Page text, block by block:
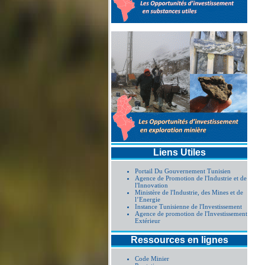
Liens Utiles
Portail Du Gouvernement Tunisien
Agence de Promotion de l'Industrie et de
l'Innovation
Ministère de l'Industrie, des Mines et de
l’Energie
Instance Tunisienne de l'Investissement
Agence de promotion de l'Investissement
Extérieur
Ressources en lignes
Code Minier